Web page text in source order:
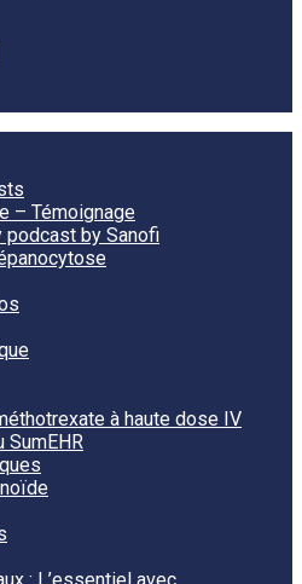
– Témoignage
podcast by Sanofi
à haute dose IV
SumEHR